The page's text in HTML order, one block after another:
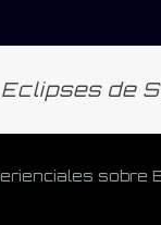
Eclipses de
sobre